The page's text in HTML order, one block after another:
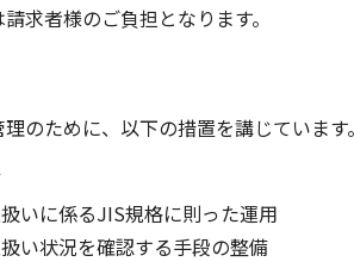
求者様のご負担となります。
のために、以下の措置を講じています。
いに係るJIS規格に則った運用
い状況を確認する手段の整備